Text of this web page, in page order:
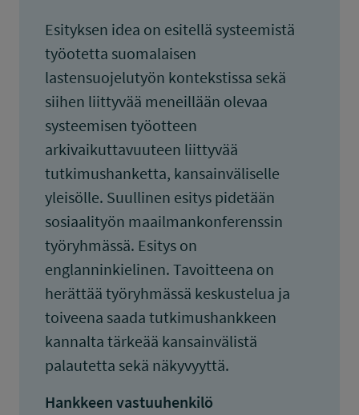
Esityksen idea on esitellä systeemistä
työotetta suomalaisen
lastensuojelutyön kontekstissa sekä
siihen liittyvää meneillään olevaa
systeemisen työotteen
arkivaikuttavuuteen liittyvää
tutkimushanketta, kansainväliselle
yleisölle. Suullinen esitys pidetään
sosiaalityön maailmankonferenssin
työryhmässä. Esitys on
englanninkielinen. Tavoitteena on
herättää työryhmässä keskustelua ja
toiveena saada tutkimushankkeen
kannalta tärkeää kansainvälistä
palautetta sekä näkyvyyttä.
Hankkeen vastuuhenkilö